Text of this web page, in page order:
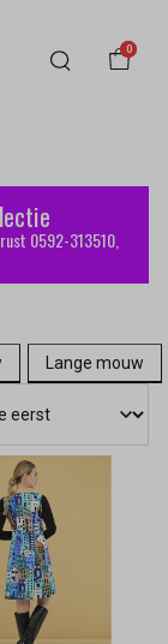
0
0592-313510,
Lange mouw